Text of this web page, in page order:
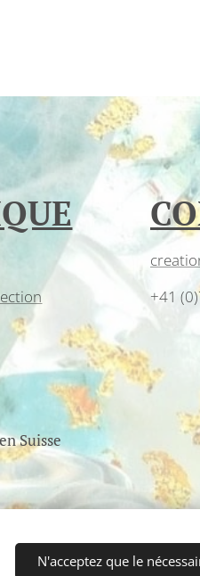
+41
Suisse
N'acceptez que le